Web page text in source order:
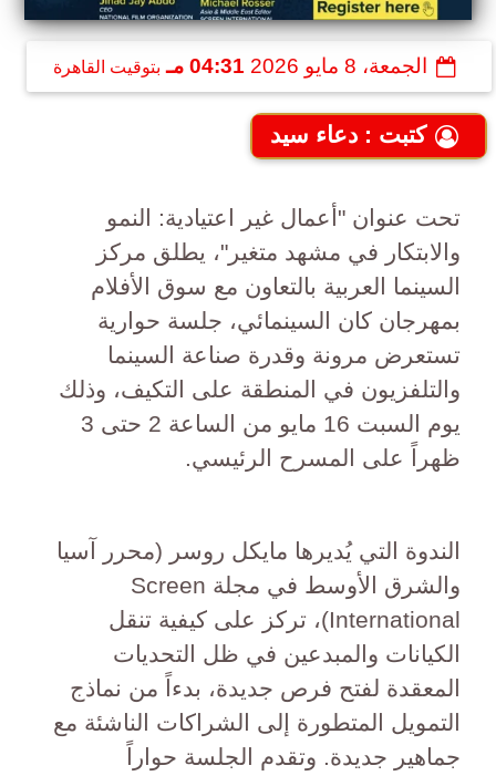
الجمعة، 8 مايو 2026 04:31 مـ بتوقيت القاهرة
كتبت : دعاء سيد
تحت عنوان "أعمال غير اعتيادية: النمو
والابتكار في مشهد متغير"، يطلق مركز
السينما العربية بالتعاون مع سوق الأفلام
بمهرجان كان السينمائي، جلسة حوارية
تستعرض مرونة وقدرة صناعة السينما
والتلفزيون في المنطقة على التكيف، وذلك
يوم السبت 16 مايو من الساعة 2 حتى 3
ظهراً على المسرح الرئيسي.
الندوة التي يُديرها مايكل روسر (محرر آسيا
والشرق الأوسط في مجلة Screen
International)، تركز على كيفية تنقل
الكيانات والمبدعين في ظل التحديات
المعقدة لفتح فرص جديدة، بدءاً من نماذج
التمويل المتطورة إلى الشراكات الناشئة مع
جماهير جديدة. وتقدم الجلسة حواراً